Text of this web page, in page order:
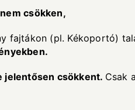
csökken,
fajtákon (pl. Kékoportó)
nyekben.
jelentősen csökkent. Csak